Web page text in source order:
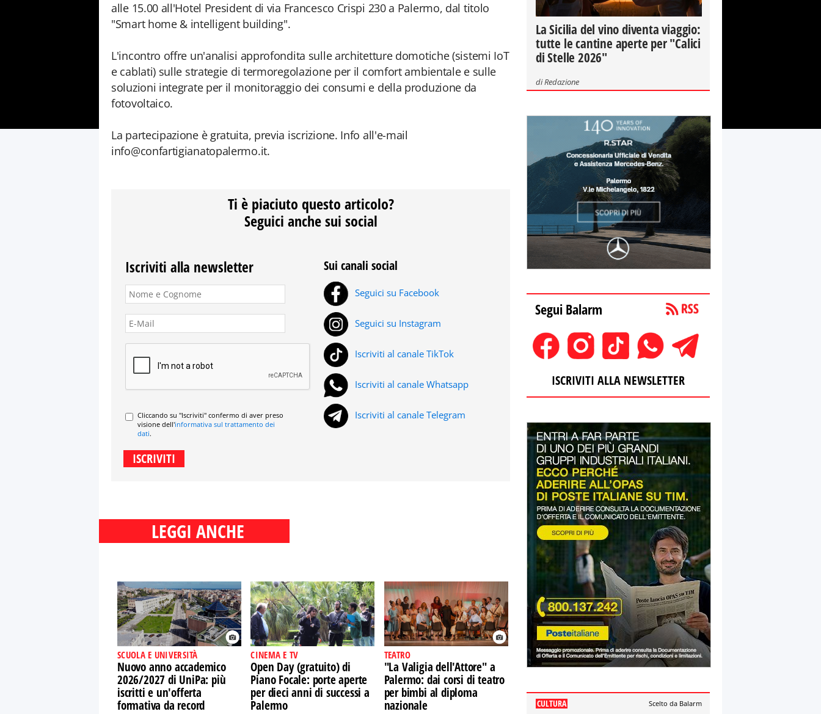
alle 15.00 all'Hotel President di via Francesco Crispi 230 a Palermo, dal titolo
"Smart home & intelligent building".
L'incontro offre un'analisi approfondita sulle architetture domotiche (sistemi IoT
e cablati) sulle strategie di termoregolazione per il comfort ambientale e sulle
soluzioni integrate per il monitoraggio dei consumi e della produzione da
fotovoltaico.
La partecipazione è gratuita, previa iscrizione. Info all'e-mail
info@confartigianatopalermo.it.
Ti è piaciuto questo articolo?
Seguici anche sui social
Iscriviti alla newsletter
Cliccando su "Iscriviti" confermo di aver preso
visione dell'informativa sul trattamento dei
dati.
Sui canali social
Seguici su Facebook
Seguici su Instagram
Iscriviti al canale TikTok
Iscriviti al canale Whatsapp
Iscriviti al canale Telegram
LEGGI ANCHE
SCUOLA E UNIVERSITÀ
Nuovo anno accademico
2026/2027 di UniPa: più
iscritti e un'offerta
formativa da record
CINEMA E TV
Open Day (gratuito) di
Piano Focale: porte aperte
per dieci anni di successi a
Palermo
TEATRO
"La Valigia dell'Attore" a
Palermo: dai corsi di teatro
per bimbi al diploma
nazionale
La Sicilia del vino diventa viaggio:
tutte le cantine aperte per "Calici
di Stelle 2026"
diRedazione
Segui Balarm
ISCRIVITI ALLA NEWSLETTER
CULTURA Scelto da Balarm